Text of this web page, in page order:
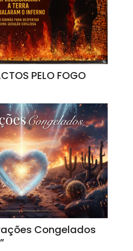
PELO FOGO
Congelados